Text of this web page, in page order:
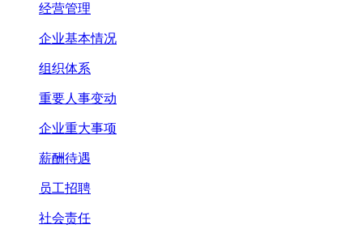
经营管理
企业基本情况
组织体系
重要人事变动
企业重大事项
薪酬待遇
员工招聘
社会责任